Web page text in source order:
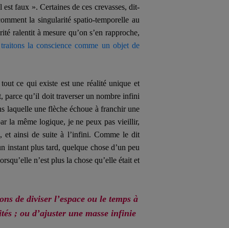
faux ». Certaines de ces crevasses, dit-
la singularité spatio-temporelle au
ralentit à mesure qu’on s’en rapproche,
traitons la conscience comme un objet de
ce qui existe est une réalité unique et
parce qu’il doit traverser un nombre infini
laquelle une flèche échoue à franchir une
la même logique, je ne peux pas vieillir,
et ainsi de suite à l’infini. Comme le dit
instant plus tard, quelque chose d’un peu
n’est plus la chose qu’elle était et
de diviser l’espace ou le temps à
; ou d’ajuster une masse infinie